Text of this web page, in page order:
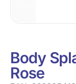
Body
Rose